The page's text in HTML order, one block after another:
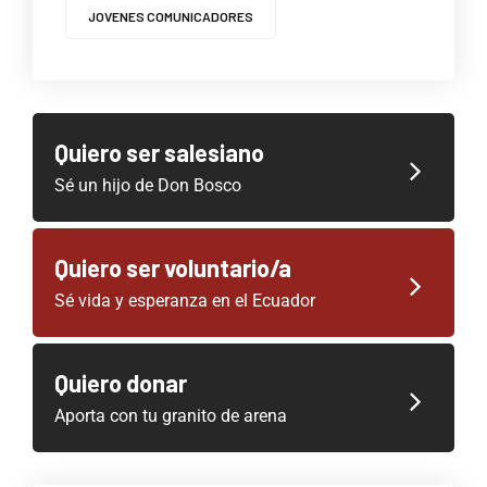
JOVENES COMUNICADORES
Quiero ser salesiano
Sé un hijo de Don Bosco
Quiero ser voluntario/a
Sé vida y esperanza en el Ecuador
Quiero donar
Aporta con tu granito de arena